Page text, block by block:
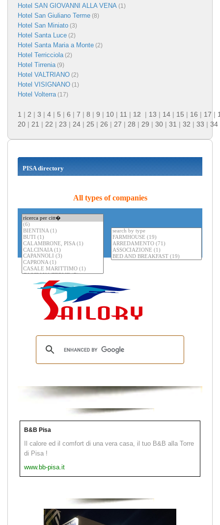
Hotel SAN GIOVANNI ALLA VENA (1)
Hotel San Giuliano Terme (8)
Hotel San Miniato (3)
Hotel Santa Luce (2)
Hotel Santa Maria a Monte (2)
Hotel Terricciola(2)
Hotel Tirrenia(9)
Hotel VALTRIANO (2)
Hotel VISIGNANO (1)
Hotel Volterra(17)
1 | 2 | 3 | 4 | 5 | 6 | 7 | 8 | 9 | 10 | 11 | 12 | 13 | 14 | 15 | 16 | 17 |
20 | 21 | 22 | 23 | 24 | 25 | 26 | 27 | 28 | 29 | 30 | 31 | 32 | 33 | 34
PISA directory
All types of companies
B&B Pisa
Il calore ed il comfort di una vera casa, il tuo B&B alla Torre
di Pisa !
www.bb-pisa.it